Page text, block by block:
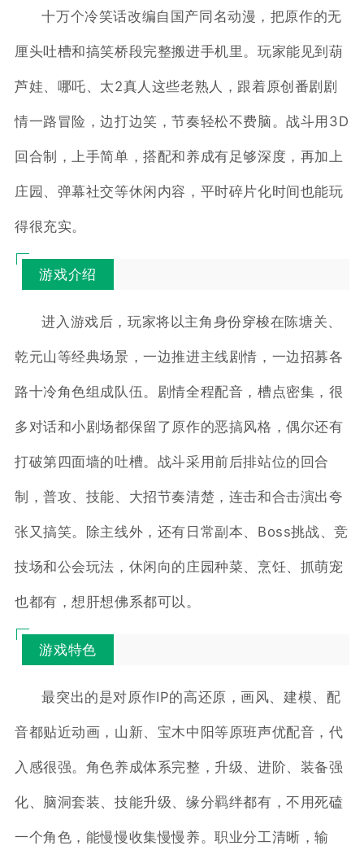
十万个冷笑话改编自国产同名动漫，把原作的无
厘头吐槽和搞笑桥段完整搬进手机里。玩家能见到葫
芦娃、哪吒、太2真人这些老熟人，跟着原创番剧剧
情一路冒险，边打边笑，节奏轻松不费脑。战斗用3D
回合制，上手简单，搭配和养成有足够深度，再加上
庄园、弹幕社交等休闲内容，平时碎片化时间也能玩
得很充实。
游戏介绍
进入游戏后，玩家将以主角身份穿梭在陈塘关、
乾元山等经典场景，一边推进主线剧情，一边招募各
路十冷角色组成队伍。剧情全程配音，槽点密集，很
多对话和小剧场都保留了原作的恶搞风格，偶尔还有
打破第四面墙的吐槽。战斗采用前后排站位的回合
制，普攻、技能、大招节奏清楚，连击和合击演出夸
张又搞笑。除主线外，还有日常副本、Boss挑战、竞
技场和公会玩法，休闲向的庄园种菜、烹饪、抓萌宠
也都有，想肝想佛系都可以。
游戏特色
最突出的是对原作IP的高还原，画风、建模、配
音都贴近动画，山新、宝木中阳等原班声优配音，代
入感很强。角色养成体系完整，升级、进阶、装备强
化、脑洞套装、技能升级、缘分羁绊都有，不用死磕
一个角色，能慢慢收集慢慢养。职业分工清晰，输